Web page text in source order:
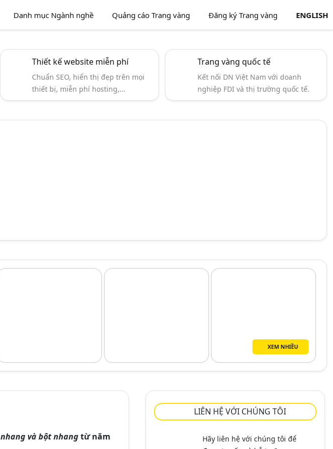
Danh mục Ngành nghề Quảng cáo Trang vàng Đăng ký Trang vàng ENGLISH
Thiết kế website miễn phí
Chuẩn SEO, hiển thị đẹp trên mọi
thiết bị, miễn phí hosting,...
Trang vàng quốc tế
Kết nối DN Việt Nam với doanh
nghiệp FDI và thị trường quốc tế.
XEM NHIỀU
nhang và bột nhangtừ năm
LIÊN HỆ VỚI CHÚNG TÔI
Hãy liên hệ với chúng tôi để